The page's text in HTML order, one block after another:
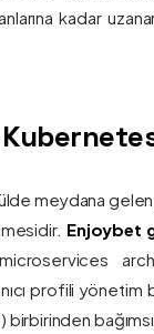
kadar
meydana gelen
Enjoybet
profili